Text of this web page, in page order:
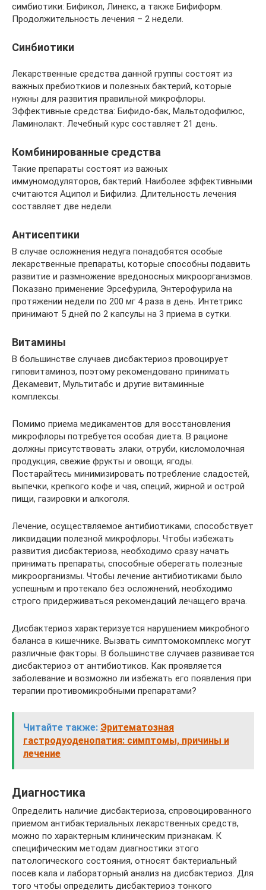
симбиотики: Бификол, Линекс, а также Бифиформ.
Продолжительность лечения – 2 недели.
Синбиотики
Лекарственные средства данной группы состоят из
важных пребиоткиов и полезных бактерий, которые
нужны для развития правильной микрофлоры.
Эффективные средства: Бифидо-бак, Мальтодофилюс,
Ламинолакт. Лечебный курс составляет 21 день.
Комбинированные средства
Такие препараты состоят из важных
иммуномодуляторов, бактерий. Наиболее эффективными
считаются Аципол и Бифилиз. Длительность лечения
составляет две недели.
Антисептики
В случае осложнения недуга понадобятся особые
лекарственные препараты, которые способны подавить
развитие и размножение вредоносных микроорганизмов.
Показано применение Эрсефурила, Энтерофурила на
протяжении недели по 200 мг 4 раза в день. Интетрикс
принимают 5 дней по 2 капсулы на 3 приема в сутки.
Витамины
В большинстве случаев дисбактериоз провоцирует
гиповитаминоз, поэтому рекомендовано принимать
Декамевит, Мультитабс и другие витаминные
комплексы.
Помимо приема медикаментов для восстановления
микрофлоры потребуется особая диета. В рационе
должны присутствовать злаки, отруби, кисломолочная
продукция, свежие фрукты и овощи, ягоды.
Постарайтесь минимизировать потребление сладостей,
выпечки, крепкого кофе и чая, специй, жирной и острой
пищи, газировки и алкоголя.
Лечение, осуществляемое антибиотиками, способствует
ликвидации полезной микрофлоры. Чтобы избежать
развития дисбактериоза, необходимо сразу начать
принимать препараты, способные оберегать полезные
микроорганизмы. Чтобы лечение антибиотиками было
успешным и протекало без осложнений, необходимо
строго придерживаться рекомендаций лечащего врача.
Дисбактериоз характеризуется нарушением микробного
баланса в кишечнике. Вызвать симптомокомплекс могут
различные факторы. В большинстве случаев развивается
дисбактериоз от антибиотиков. Как проявляется
заболевание и возможно ли избежать его появления при
терапии противомикробными препаратами?
Читайте также: Эритематозная
гастродуоденопатия: симптомы, причины и
лечение
Диагностика
Определить наличие дисбактериоза, спровоцированного
приемом антибактериальных лекарственных средств,
можно по характерным клиническим признакам. К
специфическим методам диагностики этого
патологического состояния, относят бактериальный
посев кала и лабораторный анализ на дисбактериоз. Для
того чтобы определить дисбактериоз тонкого